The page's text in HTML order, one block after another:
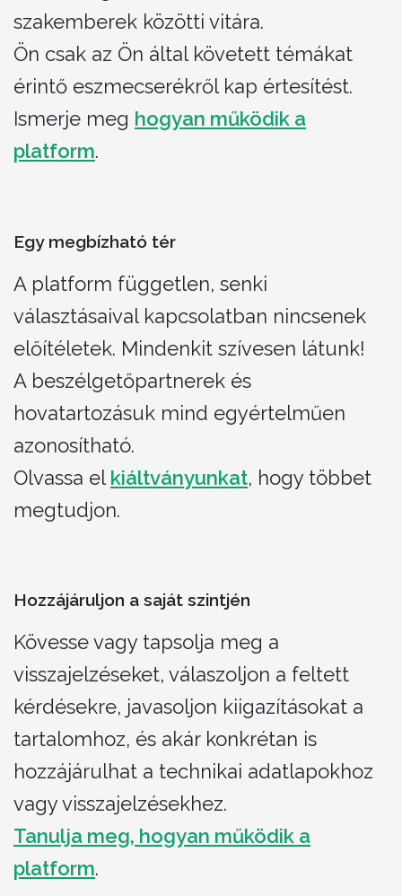
szakemberek közötti vitára.
Ön csak az Ön által követett témákat
érintő eszmecserékről kap értesítést.
Ismerje meg hogyan működik a
platform.
Egy megbízható tér
A platform független, senki
választásaival kapcsolatban nincsenek
előítéletek. Mindenkit szívesen látunk!
A beszélgetőpartnerek és
hovatartozásuk mind egyértelműen
azonosítható.
Olvassa el kiáltványunkat, hogy többet
megtudjon.
Hozzájáruljon a saját szintjén
Kövesse vagy tapsolja meg a
visszajelzéseket, válaszoljon a feltett
kérdésekre, javasoljon kiigazításokat a
tartalomhoz, és akár konkrétan is
hozzájárulhat a technikai adatlapokhoz
vagy visszajelzésekhez.
Tanulja meg, hogyan működik a
platform.